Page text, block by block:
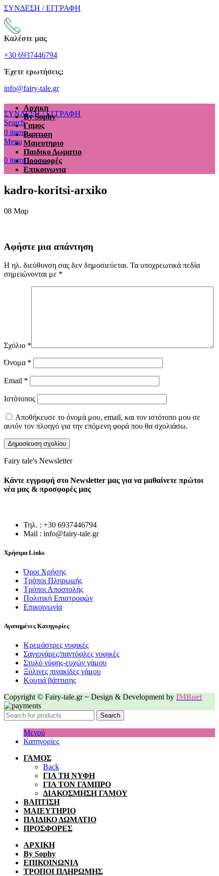
ΣΥΝΔΕΣΗ / ΕΓΓΡΑΦΗ
Καλέστε μας
+30 6937446794
Έχετε ερωτήσεις;
info@fairy-tale.gr
ΣΥΝΔΕΣΗ / ΕΓΓΡΑΦΗ
Search
0 items €0.00
Menu
0 items €0.00
Αρχικη
By Sophy
Γαμος
Βαπτιση
Μαιευτηριο
Παιδικο Δωματιο
Προσφορές
Επικοινωνια
kadro-koritsi-arxiko
08 Μαρ
Αφήστε μια απάντηση
Η ηλ. διεύθυνση σας δεν δημοσιεύεται. Τα υποχρεωτικά πεδία
σημειώνονται με *
Σχόλιο *
Όνομα *
Email *
Ιστότοπος
Αποθήκευσε το όνομά μου, email, και τον ιστότοπο μου σε
αυτόν τον πλοηγό για την επόμενη φορά που θα σχολιάσω.
Fairy tale's Newsletter
Κάντε εγγραφή στο Newsletter μας για να μαθαίνετε πρώτοι
νέα μας & προσφορές μας
Τηλ. : +30 6937446794
Mail : info@fairy-tale.gr
Χρήσιμα Links
Όροι Χρήσης
Τρόποι Πληρωμής
Τρόποι Αποστολής
Πολιτική Επιστροφών
Επικοινωνία
Αγαπημένες Κατηγορίες
Κρεμάστρες νυφικές
Σαγιονάρες/παντόφλες νυφικές
Στυλό νύφης-ευχών γάμου
Ξύλινες πινακίδες γάμου
Κουτιά βάπτισης
Copyright © Fairy-tale.gr ~ Design & Development by IMBnet
Search
Μενού
Κατηγορίες
ΓΑΜΟΣ
Back
ΓΙΑ ΤΗ ΝΥΦΗ
ΓΙΑ ΤΟΝ ΓΑΜΠΡΟ
ΔΙΑΚΟΣΜΗΣΗ ΓΑΜΟΥ
ΒΑΠΤΙΣΗ
ΜΑΙΕΥΤΗΡΙΟ
ΠΑΙΔΙΚΟ ΔΩΜΑΤΙΟ
ΠΡΟΣΦΟΡΕΣ
ΑΡΧΙΚΗ
By Sophy
ΕΠΙΚΟΙΝΩΝΙΑ
ΤΡΟΠΟΙ ΠΛΗΡΩΜΗΣ